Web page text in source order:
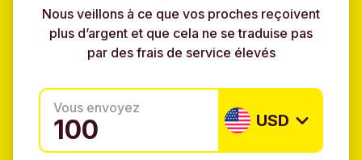
Nous veillons à ce que vos proches reçoivent
plus d’argent et que cela ne se traduise pas
par des frais de service élevés
Vous envoyez
USD